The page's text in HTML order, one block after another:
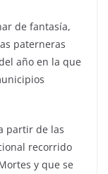
de fantasía,
paterneras
año en la que
partir de las
recorrido
y que se